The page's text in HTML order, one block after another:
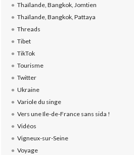
Thaïlande, Bangkok, Jomtien
Thaïlande, Bangkok, Pattaya
Threads
Tibet
TikTok
Tourisme
Twitter
Ukraine
Variole du singe
Vers une Ile-de-France sans sida !
Vidéos
Vigneux-sur-Seine
Voyage